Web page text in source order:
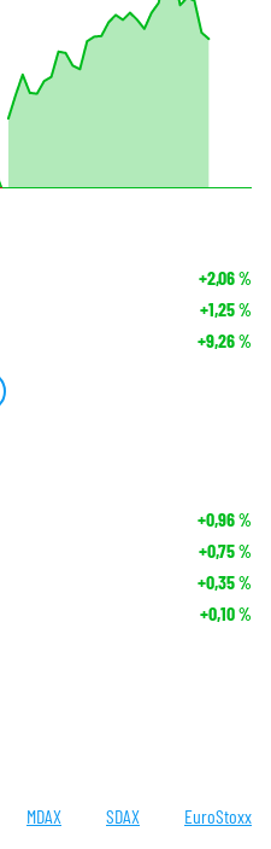
+2,06%
+1,25%
+9,26%
+0,96%
+0,75%
+0,35%
+0,10%
MDAX SDAX EuroStoxx